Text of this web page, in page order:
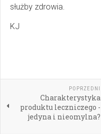
służby zdrowia.
KJ
POPRZEDNI
Charakterystyka
produktu leczniczego -
jedyna i nieomylna?